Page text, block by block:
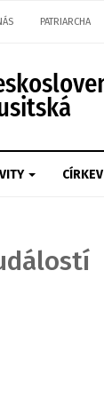
PATRIARCHA
CÍRKEV